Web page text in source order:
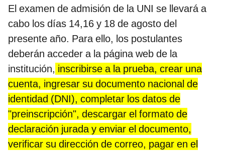
El examen de admisión de la UNI se llevará a
cabo los días 14,16 y 18 de agosto del
presente año. Para ello, los postulantes
deberán acceder a la página web de la
institución, inscribirse a la prueba, crear una
cuenta, ingresar su documento nacional de
identidad (DNI), completar los datos de
"preinscripción", descargar el formato de
declaración jurada y enviar el documento,
verificar su dirección de correo, pagar en el